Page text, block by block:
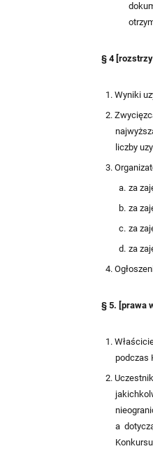
§ 4
Wyniki
liczby
za
za
za
za
§ 5. [prawa
podczas
a